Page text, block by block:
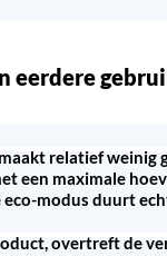
eerdere
relatief weinig
een maximale
eco-modus duurt
overtreft de